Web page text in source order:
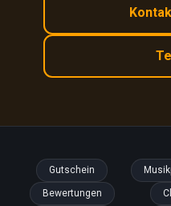
Gutschein
Bewertungen